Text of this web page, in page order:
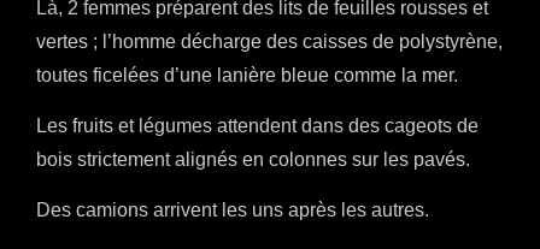
Là, 2 femmes préparent des lits de feuilles rousses et
vertes ; l’homme décharge des caisses de polystyrène,
toutes ficelées d’une lanière bleue comme la mer.
Les fruits et légumes attendent dans des cageots de
bois strictement alignés en colonnes sur les pavés.
Des camions arrivent les uns après les autres.